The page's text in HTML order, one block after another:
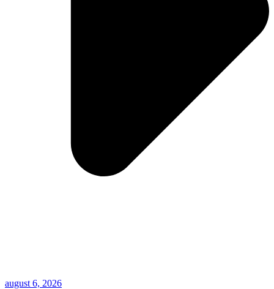
august 6, 2026